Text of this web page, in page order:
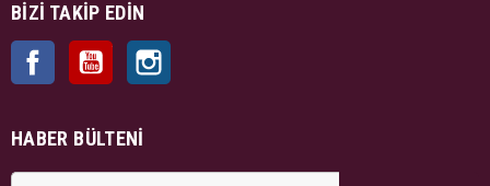
BIZI TAKIP EDIN
Facebook YouTube
HABER BÜLTENI